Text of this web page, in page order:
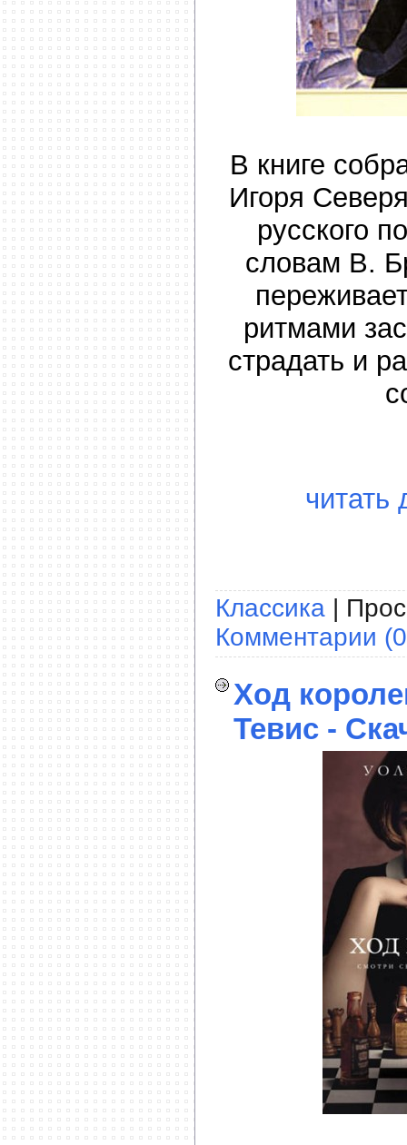
В книге
Игоря
русского
словам В.
ритмами
страдать и
читать
Классика |
Комментарии
Ход
Тевис -